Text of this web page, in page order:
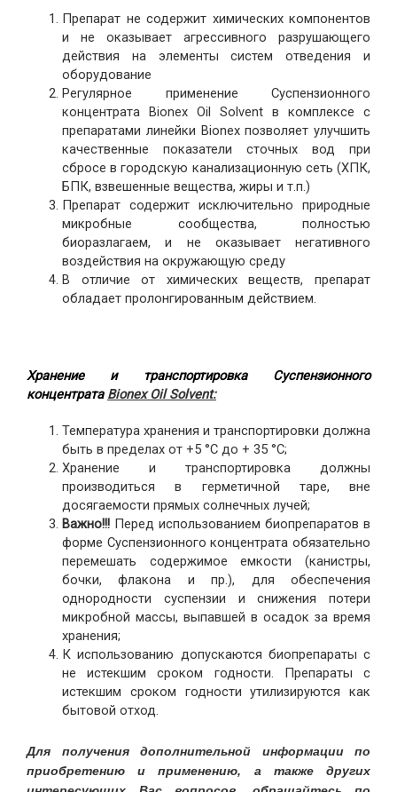
Препарат не содержит химических компонентов
и не оказывает агрессивного разрушающего
действия на элементы систем отведения и
оборудование
Регулярное применение Суспензионного
концентрата Bionex Oil Solvent в комплексе с
препаратами линейки Bionex позволяет улучшить
качественные показатели сточных вод при
сбросе в городскую канализационную сеть (ХПК,
БПК, взвешенные вещества, жиры и т.п.)
Препарат содержит исключительно природные
микробные сообщества, полностью
биоразлагаем, и не оказывает негативного
воздействия на окружающую среду
В отличие от химических веществ, препарат
обладает пролонгированным действием.
Хранение и транспортировка Суспензионного
концентрата Bionex Oil Solvent:
Температура хранения и транспортировки должна
быть в пределах от +5 °C до + 35 °C;
Хранение и транспортировка должны
производиться в герметичной таре, вне
досягаемости прямых солнечных лучей;
Важно!!! Перед использованием биопрепаратов в
форме Суспензионного концентрата обязательно
перемешать содержимое емкости (канистры,
бочки, флакона и пр.), для обеспечения
однородности суспензии и снижения потери
микробной массы, выпавшей в осадок за время
хранения;
К использованию допускаются биопрепараты с
не истекшим сроком годности. Препараты с
истекшим сроком годности утилизируются как
бытовой отход.
Для получения дополнительной информации по
приобретению и применению, а также других